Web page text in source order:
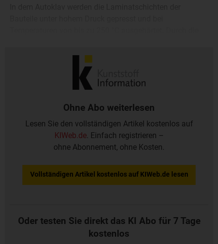
und Prozessgase entzogen.
Ohne Abo weiterlesen
Lesen Sie den vollständigen Artikel kostenlos auf
KIWeb.de. Einfach registrieren –
ohne Abonnement, ohne Kosten.
Vollständigen Artikel kostenlos auf KIWeb.de lesen
Oder testen Sie direkt das KI Abo für 7 Tage
kostenlos